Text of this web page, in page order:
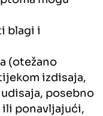
blagi i
(otežano
izdisaja,
posebno
ili ponavljajući,